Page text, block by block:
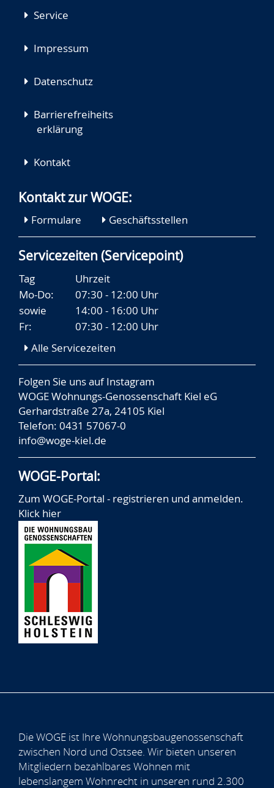
Service
Impressum
Datenschutz
Barrierefreiheits
erklärung
Kontakt
Kontakt zur WOGE:
Formulare Geschäftsstellen
Servicezeiten (Servicepoint)
Tag
Uhrzeit
Mo-Do:
07:30 - 12:00 Uhr
sowie
14:00 - 16:00 Uhr
Fr:
07:30 - 12:00 Uhr
Alle Servicezeiten
Folgen Sie uns aufInstagram
WOGE Wohnungs-Genossenschaft Kiel eG
Gerhardstraße 27a, 24105 Kiel
Telefon: 0431 57067-0
info@woge-kiel.de
WOGE-Portal:
Zum WOGE-Portal - registrieren und anmelden.
Klick hier
Die WOGE ist Ihre Wohnungsbaugenossenschaft
zwischen Nord und Ostsee. Wir bieten unseren
Mitgliedern bezahlbares Wohnen mit
lebenslangem Wohnrecht in unseren rund 2.300